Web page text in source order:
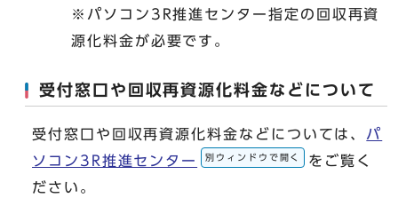
※パソコン3R推進センター指定の回収再資
源化料金が必要です。
受付窓口や回収再資源化料金などについて
受付窓口や回収再資源化料金などについては、 パ
ソコン3R推進センター
別ウィンドウで開く
をご覧く
ださい。